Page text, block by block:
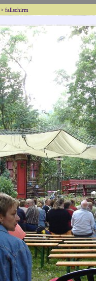
> fallschirm